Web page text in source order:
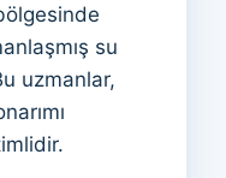
su
uzmanlar,